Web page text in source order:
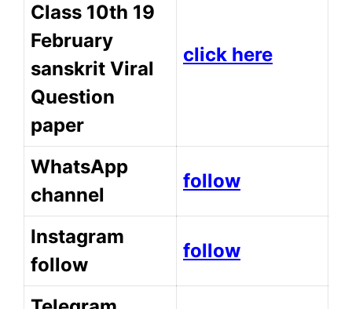
Class 10th 19
February
sanskrit Viral
Question
paper
click here
WhatsApp
channel
follow
Instagram
follow
follow